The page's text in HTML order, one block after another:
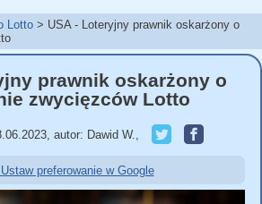
Lotto
USA - Loteryjny prawnik oskarżony o
prawnik oskarżony o
zwycięzców Lotto
autor: Dawid W.
Ustaw preferowanie w Google